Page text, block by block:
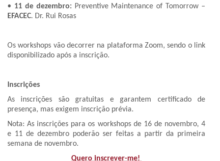
• 11 de dezembro:Preventive Maintenance of Tomorrow –
EFACEC. Dr. Rui Rosas
Os workshops vão decorrer na plataforma Zoom, sendo o link
disponibilizado após a inscrição.
Inscrições
As inscrições são gratuitas e garantem certificado de
presença, mas exigem inscrição prévia.
Nota: As inscrições para os workshops de 16 de novembro, 4
e 11 de dezembro poderão ser feitas a partir da primeira
semana de novembro.
Quero inscrever-me!